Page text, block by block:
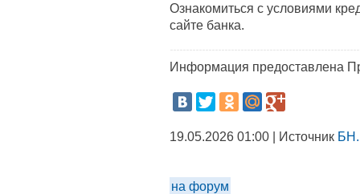
Ознакомиться с условиями
сайте банка.
Информация предоставлена
19.05.2026 01:00 | Источник
на форум